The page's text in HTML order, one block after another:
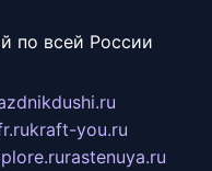
по всей России
kraft-you.ru
rastenuya.ru